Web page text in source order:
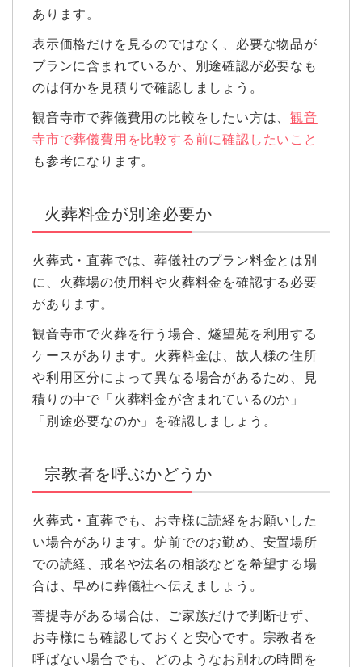
あります。
表示価格だけを見るのではなく、必要な物品が
プランに含まれているか、別途確認が必要なも
のは何かを見積りで確認しましょう。
観音寺市で葬儀費用の比較をしたい方は、観音
寺市で葬儀費用を比較する前に確認したいこと
も参考になります。
火葬料金が別途必要か
火葬式・直葬では、葬儀社のプラン料金とは別
に、火葬場の使用料や火葬料金を確認する必要
があります。
観音寺市で火葬を行う場合、燧望苑を利用する
ケースがあります。火葬料金は、故人様の住所
や利用区分によって異なる場合があるため、見
積りの中で「火葬料金が含まれているのか」
「別途必要なのか」を確認しましょう。
宗教者を呼ぶかどうか
火葬式・直葬でも、お寺様に読経をお願いした
い場合があります。炉前でのお勤め、安置場所
での読経、戒名や法名の相談などを希望する場
合は、早めに葬儀社へ伝えましょう。
菩提寺がある場合は、ご家族だけで判断せず、
お寺様にも確認しておくと安心です。宗教者を
呼ばない場合でも、どのようなお別れの時間を